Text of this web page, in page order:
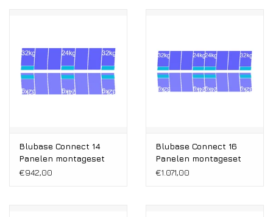
Blubase Connect 14
Panelen montageset
Oost/West Portrait
€942,00
Blubase Connect 16
Panelen montageset
Oost/West Portrait
€1.071,00